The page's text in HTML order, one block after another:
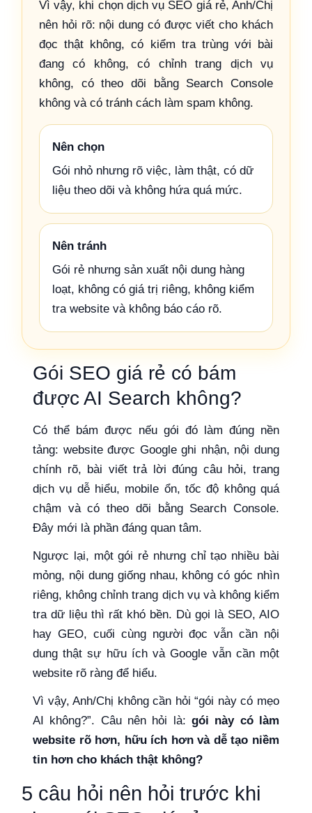
Vì vậy, khi chọn dịch vụ SEO giá rẻ, Anh/Chị
nên hỏi rõ: nội dung có được viết cho khách
đọc thật không, có kiểm tra trùng với bài
đang có không, có chỉnh trang dịch vụ
không, có theo dõi bằng Search Console
không và có tránh cách làm spam không.
Nên chọn
Gói nhỏ nhưng rõ việc, làm thật, có dữ
liệu theo dõi và không hứa quá mức.
Nên tránh
Gói rẻ nhưng sản xuất nội dung hàng
loạt, không có giá trị riêng, không kiểm
tra website và không báo cáo rõ.
Gói SEO giá rẻ có bám
được AI Search không?
Có thể bám được nếu gói đó làm đúng nền
tảng: website được Google ghi nhận, nội dung
chính rõ, bài viết trả lời đúng câu hỏi, trang
dịch vụ dễ hiểu, mobile ổn, tốc độ không quá
chậm và có theo dõi bằng Search Console.
Đây mới là phần đáng quan tâm.
Ngược lại, một gói rẻ nhưng chỉ tạo nhiều bài
mỏng, nội dung giống nhau, không có góc nhìn
riêng, không chỉnh trang dịch vụ và không kiểm
tra dữ liệu thì rất khó bền. Dù gọi là SEO, AIO
hay GEO, cuối cùng người đọc vẫn cần nội
dung thật sự hữu ích và Google vẫn cần một
website rõ ràng để hiểu.
Vì vậy, Anh/Chị không cần hỏi “gói này có mẹo
AI không?”. Câu nên hỏi là: gói này có làm
website rõ hơn, hữu ích hơn và dễ tạo niềm
tin hơn cho khách thật không?
5 câu hỏi nên hỏi trước khi